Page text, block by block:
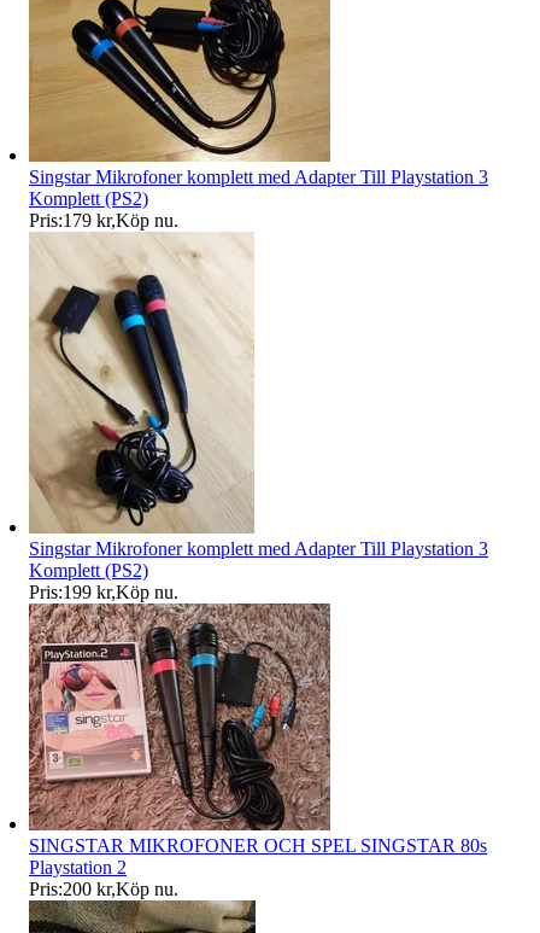
Singstar Mikrofoner komplett med Adapter Till Playstation 3
Komplett (PS2)
Pris:179 kr,Köp nu.
Singstar Mikrofoner komplett med Adapter Till Playstation 3
Komplett (PS2)
Pris:199 kr,Köp nu.
SINGSTAR MIKROFONER OCH SPEL SINGSTAR 80s
Playstation 2
Pris:200 kr,Köp nu.